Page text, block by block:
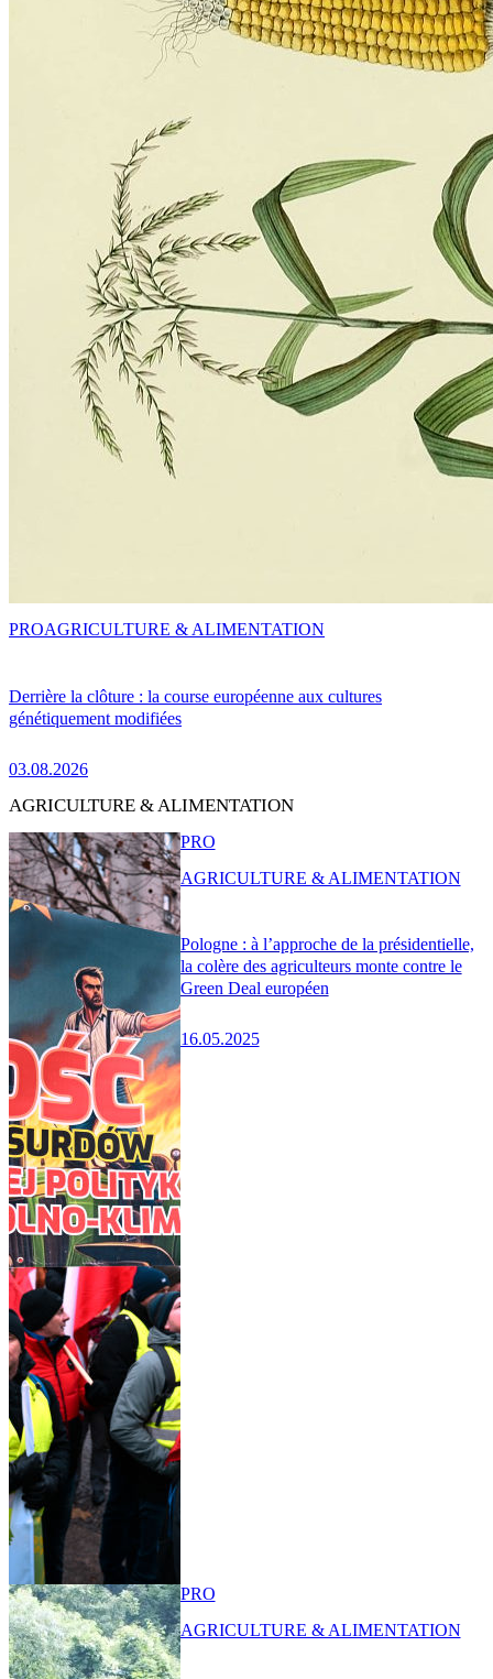
Derrière la clôture : la course européenne aux cultures
génétiquement modifiées
03.08.2026
PROAGRICULTURE & ALIMENTATION
AGRICULTURE & ALIMENTATION
Pologne : à l’approche de la présidentielle,
la colère des agriculteurs monte contre le
Green Deal européen
16.05.2025
PRO
AGRICULTURE & ALIMENTATION
PRO
AGRICULTURE & ALIMENTATION